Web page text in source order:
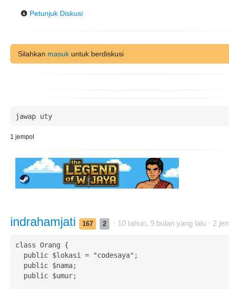
Petunjuk Diskusi
Silahkan masuk untuk berdiskusi
jawap uty
1 jempol
indrahamjati 167 2 · 10 tahun, 9 bulan yang lalu · 2
class Orang {